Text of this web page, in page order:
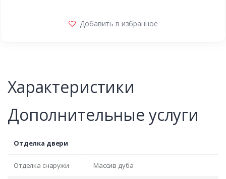
Добавить в избранное
Характеристики
Дополнительные услуги
Отделка двери
Отделка снаружи Массив дуба